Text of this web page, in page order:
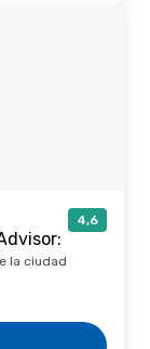
4,6
la ciudad